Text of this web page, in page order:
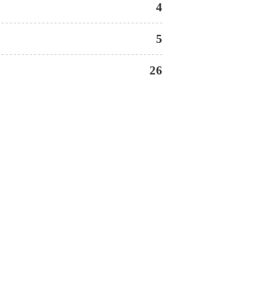
4
5
26